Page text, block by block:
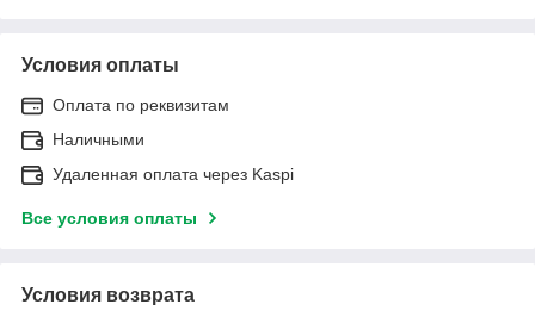
Условия оплаты
Оплата по реквизитам
Наличными
Удаленная оплата через Kaspi
Все условия оплаты
Условия возврата